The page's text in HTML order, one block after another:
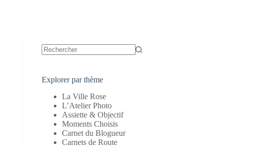
Explorer par thème
La Ville Rose
L’Atelier Photo
Assiette & Objectif
Moments Choisis
Carnet du Blogueur
Carnets de Route